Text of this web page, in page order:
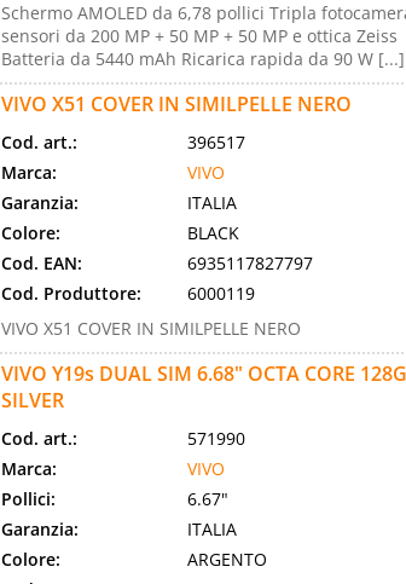
Schermo AMOLED da 6,78 pollici Tripla
sensori da 200 MP + 50 MP + 50 MP e ottica Zeiss
Batteria da 5440 mAh Ricarica rapida da 90 W [...]
VIVO X51 COVER IN SIMILPELLE NERO
Cod. art.:
396517
Marca:
VIVO
Garanzia:
ITALIA
Colore:
BLACK
Cod. EAN:
6935117827797
Cod. Produttore:
6000119
VIVO X51 COVER IN SIMILPELLE NERO
VIVO Y19s DUAL SIM 6.68" OCTA CORE
SILVER
Cod. art.:
571990
Marca:
VIVO
Pollici:
6.67"
Garanzia:
ITALIA
Colore:
ARGENTO